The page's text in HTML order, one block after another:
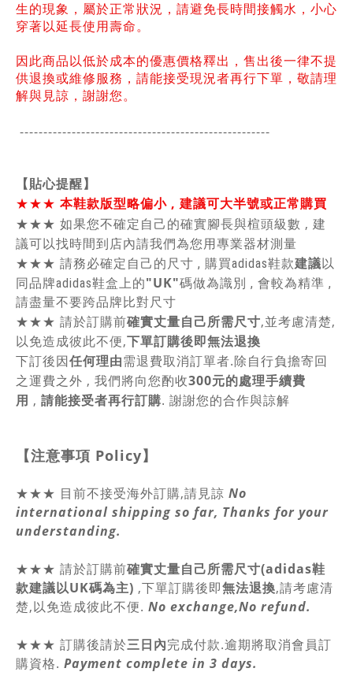
生的現象，屬於正常狀況，請避免長時間接觸水，小心
穿著以延長使用壽命。
因此商品以低於成本的優惠價格釋出，售出後一律不提
供退換或維修服務，請能接受現況者再行下單，敬請理
解與見諒，謝謝您。
-----------------------------------------------------
【貼心提醒】
★★★ 本鞋款版型略偏小 , 建議可大半號或正常購買
★★★ 如果您不確定自己的確實腳長與楦頭級數 , 建
議可以找時間到店內請我們為您用專業器材測量
★★★ 請務必確定自己的尺寸 , 購買adidas鞋款建議以
同品牌adidas鞋盒上的"UK"碼做為識別 , 會較為精準 ,
請盡量不要跨品牌比對尺寸
★★★ 請於訂購前確實丈量自己所需尺寸,並考慮清楚,
以免造成彼此不便,下單訂購後即無法退換
下訂後因任何理由需退費取消訂單者.除自行負擔寄回
之運費之外 , 我們將向您酌收300元的處理手續費
用 , 請能接受者再行訂購. 謝謝您的合作與諒解
【注意事項 Policy】
★★★ 目前不接受海外訂購,請見諒 No
international shipping so far, Thanks for your
understanding.
★★★ 請於訂購前確實丈量自己所需尺寸(adidas鞋
款建議以UK碼為主) ,下單訂購後即無法退換,請考慮清
楚,以免造成彼此不便. No exchange,No refund.
★★★ 訂購後請於三日內完成付款.逾期將取消會員訂
購資格. Payment complete in 3 days.